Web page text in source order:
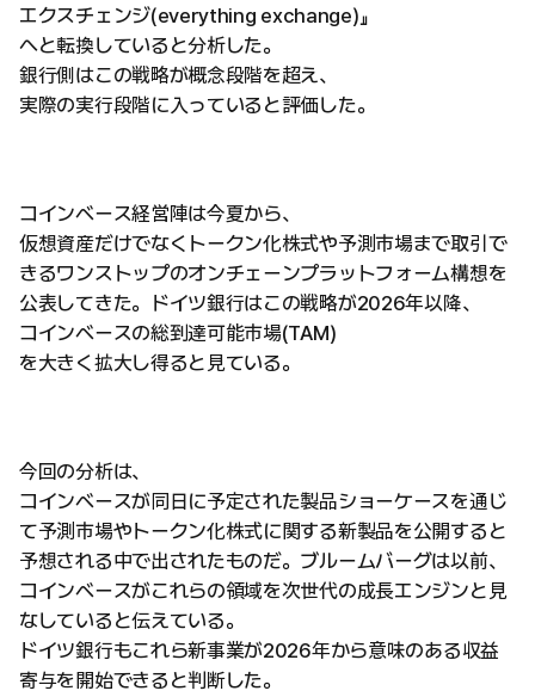
エクスチェンジ(everything exchange)』
へと転換していると分析した。
銀行側はこの戦略が概念段階を超え、
実際の実行段階に入っていると評価した。
コインベース経営陣は今夏から、
仮想資産だけでなくトークン化株式や予測市場まで取引で
きるワンストップのオンチェーンプラットフォーム構想を
公表してきた。ドイツ銀行はこの戦略が2026年以降、
コインベースの総到達可能市場(TAM)
を大きく拡大し得ると見ている。
今回の分析は、
コインベースが同日に予定された製品ショーケースを通じ
て予測市場やトークン化株式に関する新製品を公開すると
予想される中で出されたものだ。ブルームバーグは以前、
コインベースがこれらの領域を次世代の成長エンジンと見
なしていると伝えている。
ドイツ銀行もこれら新事業が2026年から意味のある収益
寄与を開始できると判断した。